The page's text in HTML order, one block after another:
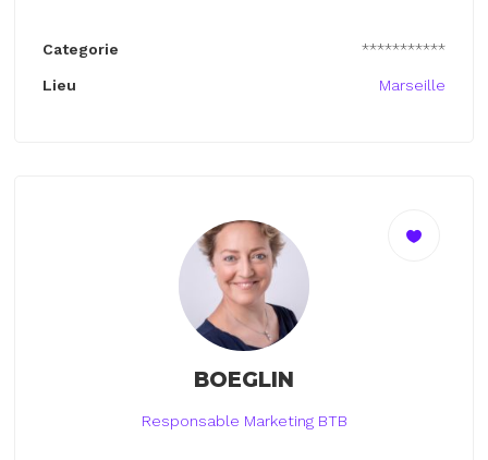
Categorie ***********
Lieu Marseille
BOEGLIN
Responsable Marketing BTB